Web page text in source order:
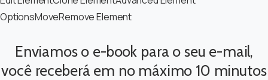
OptionsMoveRemove Element
Enviamos o e-book para o seu e-mail,
você receberá em no máximo 10 minutos